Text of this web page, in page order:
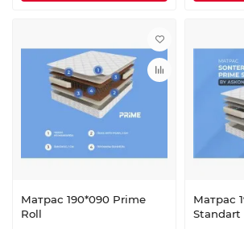
Матрас 190*090 Prime
Roll
Матрас
Standart